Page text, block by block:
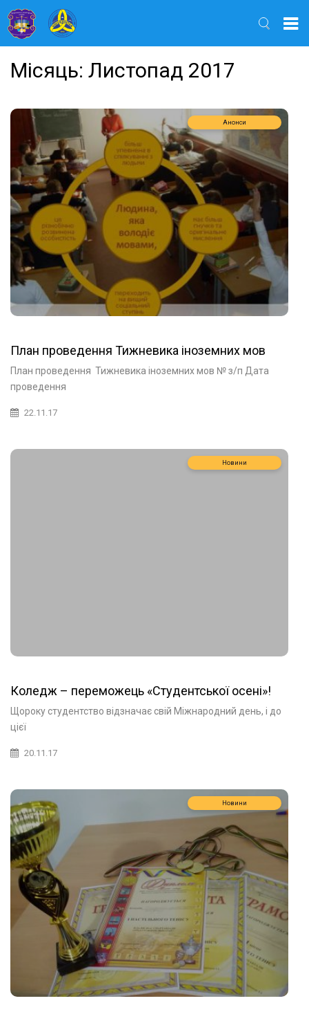
Місяць: Листопад 2017
Анонси
План проведення Тижневика іноземних мов
План проведення Тижневика іноземних мов № з/п Дата
проведення
22.11.17
Новини
Коледж – переможець «Студентської осені»!
Щороку студентство відзначає свій Міжнародний день, і до
цієї
20.11.17
Новини